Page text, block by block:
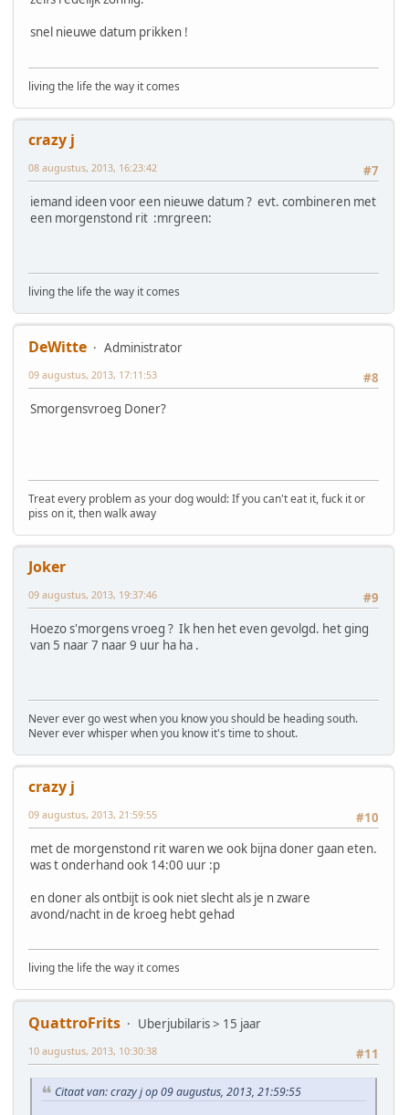
snel nieuwe datum prikken !
living the life the way it comes
crazy j
#7
08 augustus, 2013, 16:23:42
iemand ideen voor een nieuwe datum ? evt. combineren met
een morgenstond rit :mrgreen:
living the life the way it comes
DeWitte
Administrator
#8
09 augustus, 2013, 17:11:53
Smorgensvroeg Doner?
Treat every problem as your dog would: If you can't eat it, fuck it or
piss on it, then walk away
Joker
#9
09 augustus, 2013, 19:37:46
Hoezo s'morgens vroeg ? Ik hen het even gevolgd. het ging
van 5 naar 7 naar 9 uur ha ha .
Never ever go west when you know you should be heading south.
Never ever whisper when you know it's time to shout.
crazy j
#10
09 augustus, 2013, 21:59:55
met de morgenstond rit waren we ook bijna doner gaan eten.
was t onderhand ook 14:00 uur :p
en doner als ontbijt is ook niet slecht als je n zware
avond/nacht in de kroeg hebt gehad
living the life the way it comes
QuattroFrits
Uberjubilaris > 15 jaar
#11
10 augustus, 2013, 10:30:38
Citaat van: crazy j op 09 augustus, 2013, 21:59:55